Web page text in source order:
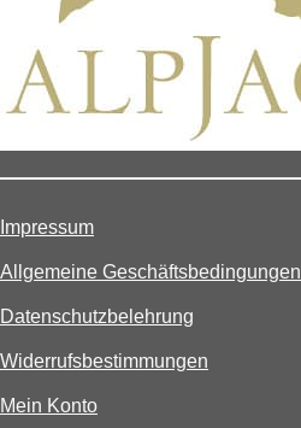
Impressum
Allgemeine Geschäftsbedingungen
Datenschutzbelehrung
Widerrufsbestimmungen
Mein Konto